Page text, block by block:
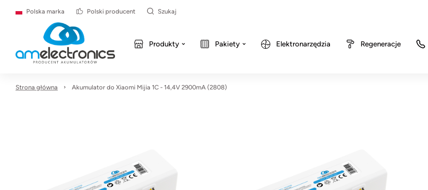
Polska marka Polski producent Szukaj
Produkty Pakiety Elektronarzędzia Regeneracje
Strona główna Akumulator do Xiaomi Mijia 1C - 14,4V 2900mA (2808)